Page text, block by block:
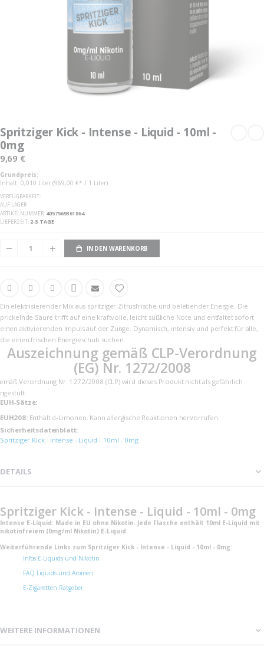
Anfang
der
Bildgalerie
springen
Spritziger Kick - Intense - Liquid - 10ml -
0mg
9,69 €
Grundpreis:
Inhalt: 0,010 Liter (969,00 €* / 1 Liter)
VERFÜGBARKEIT:
AUF LAGER
ARTIKELNUMMER 4057569361864
LIEFERZEIT 2-3 TAGE
IN DEN WARENKORB
Ein elektrisierender Mix aus spritziger Zitrusfrische und belebender Energie. Die
prickelnde Säure trifft auf eine kraftvolle, leicht süßliche Note und entfaltet sofort
einen aktivierenden Impuls auf der Zunge. Dynamisch, intensiv und perfekt für alle,
die einen frischen Energieschub suchen.
Auszeichnung gemäß CLP-Verordnung
(EG) Nr. 1272/2008
Verordnung Nr. 1272/2008 (CLP) wird dieses Produkt nicht als gefährlich
EUH-Sätze:
EUH208:Enthält d-Limonen. Kann allergische Reaktionen hervorrufen.
Sicherheits­datenblatt:
Spritziger Kick - Intense - Liquid - 10ml - 0mg
DETAILS
Spritziger Kick - Intense - Liquid - 10ml - 0mg
Intense E-Liquid: Made in EU ohne Nikotin. Jede Flasche enthält 10ml E-Liquid mit
nikotinfreiem (0mg/ml Nikotin) E-Liquid.
Weiterführende Links zum Spritziger Kick - Intense - Liquid - 10ml - 0mg:
Infos E-Liquids und Nikotin
FAQ Liquids und Aromen
E-Zigaretten Ratgeber
WEITERE INFORMATIONEN